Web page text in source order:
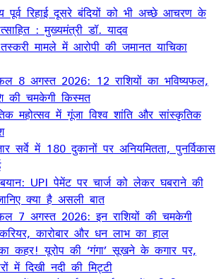
पूर्व रिहाई दूसरे बंदियों को भी अच्छे आचरण के
: मुख्यमंत्री डॉ. यादव
मामले में आरोपी की जमानत याचिका
8 अगस्त 2026: 12 राशियों का भविष्यफल,
की चमकेगी किस्मत
महोत्सव में गूंजा विश्व शांति और सांस्कृतिक
सर्वे में 180 दुकानों पर अनियमितता, पुनर्विकास
UPI पेमेंट पर चार्ज को लेकर घबराने की
क्या है असली बात
7 अगस्त 2026: इन राशियों की चमकेगी
कारोबार और धन लाभ का हाल
कहर! यूरोप की ‘गंगा’ सूखने के कगार पर,
में दिखी नदी की मिट्टी